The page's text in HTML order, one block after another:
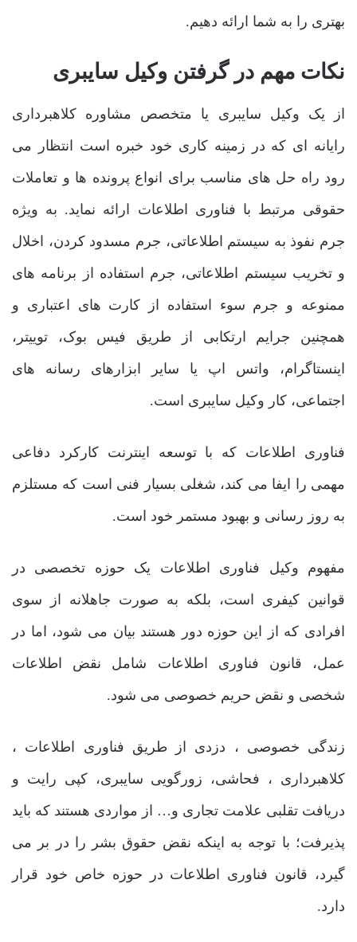
بهتری را به شما ارائه دهیم.
نکات مهم در گرفتن وکیل سایبری
از یک وکیل سایبری یا متخصص مشاوره کلاهبرداری
رایانه ای که در زمینه کاری خود خبره است انتظار می
رود راه حل های مناسب برای انواع پرونده ها و تعاملات
حقوقی مرتبط با فناوری اطلاعات ارائه نماید. به ویژه
جرم نفوذ به سیستم اطلاعاتی، جرم مسدود کردن، اخلال
و تخریب سیستم اطلاعاتی، جرم استفاده از برنامه های
ممنوعه و جرم سوء استفاده از کارت های اعتباری و
همچنین جرایم ارتکابی از طریق فیس بوک، توییتر،
اینستاگرام، واتس اپ یا سایر ابزارهای رسانه های
اجتماعی، کار وکیل سایبری است.
فناوری اطلاعات که با توسعه اینترنت کارکرد دفاعی
مهمی را ایفا می کند، شغلی بسیار فنی است که مستلزم
به روز رسانی و بهبود مستمر خود است.
مفهوم وکیل فناوری اطلاعات یک حوزه تخصصی در
قوانین کیفری است، بلکه به صورت جاهلانه از سوی
افرادی که از این حوزه دور هستند بیان می شود، اما در
عمل، قانون فناوری اطلاعات شامل نقض اطلاعات
شخصی و نقض حریم خصوصی می شود.
زندگی خصوصی ، دزدی از طریق فناوری اطلاعات ،
کلاهبرداری ، فحاشی، زورگویی سایبری، کپی رایت و
دریافت تقلبی علامت تجاری و… از مواردی هستند که باید
پذیرفت؛ با توجه به اینکه نقض حقوق بشر را در بر می
گیرد، قانون فناوری اطلاعات در حوزه خاص خود قرار
دارد.